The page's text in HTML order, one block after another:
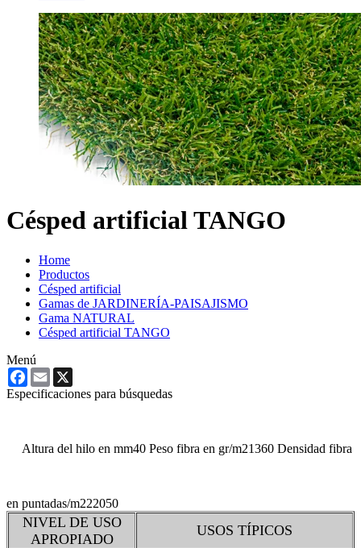
Césped artificial TANGO
Home
Productos
Césped artificial
Gamas de JARDINERÍA-PAISAJISMO
Gama NATURAL
Césped artificial TANGO
Menú
Facebook
Email
Especificaciones para búsquedas
Altura del hilo en mm40 Peso fibra en gr/m21360 Densidad fibra
en puntadas/m222050
NIVEL DE USO
APROPIADO
USOS TÍPICOS